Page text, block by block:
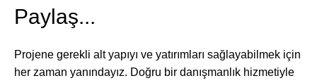
Paylaş...
Projene gerekli alt yapıyı ve yatırımları sağlayabilmek için
her zaman yanındayız. Doğru bir danışmanlık hizmetiyle